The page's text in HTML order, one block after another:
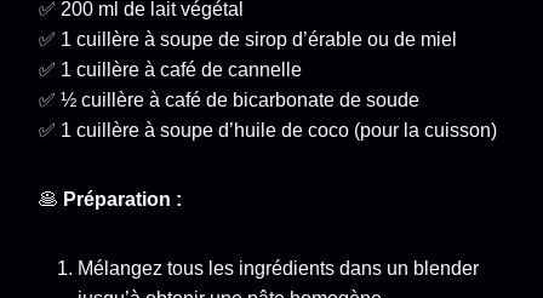
✅ 200 ml de lait végétal
✅ 1 cuillère à soupe de sirop d’érable ou de miel
✅ 1 cuillère à café de cannelle
✅ ½ cuillère à café de bicarbonate de soude
✅ 1 cuillère à soupe d’huile de coco (pour la cuisson)
🥞 Préparation :
Mélangez tous les ingrédients dans un blender